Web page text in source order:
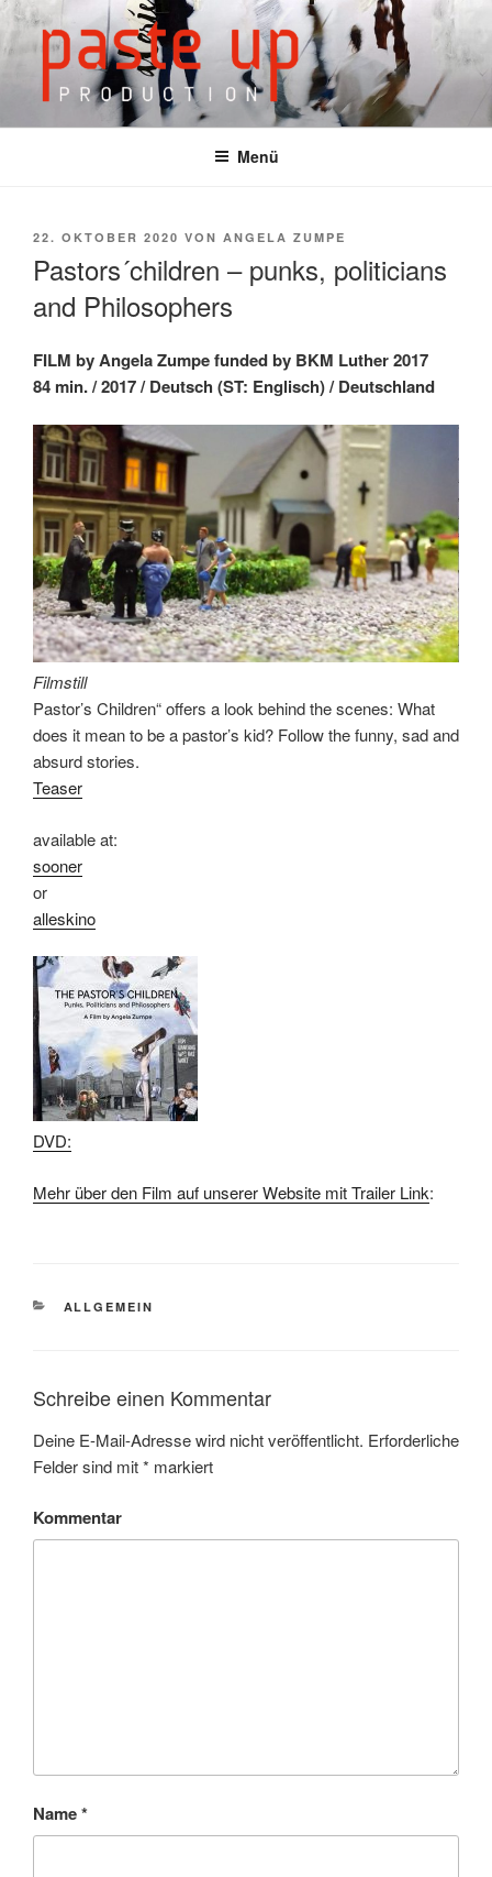
Zum
Inhalt
springen
Menü
VERÖFFENTLICHT
AM
22. OKTOBER 2020 VON ANGELA ZUMPE
Pastors´children – punks, politicians
and Philosophers
FILM by Angela Zumpe funded by BKM Luther 2017
84 min. / 2017 / Deutsch (ST: Englisch) / Deutschland
Filmstill
Pastor’s Children“ offers a look behind the scenes: What
does it mean to be a pastor’s kid? Follow the funny, sad and
absurd stories.
Teaser
available at:
sooner
or
alleskino
DVD:
Mehr über den Film auf unserer Website mit Trailer Link:
KATEGORIEN
ALLGEMEIN
Schreibe einen Kommentar
Deine E-Mail-Adresse wird nicht veröffentlicht. Erforderliche
Felder sind mit* markiert
Kommentar
Name*